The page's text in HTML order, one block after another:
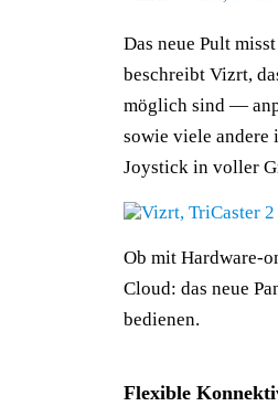
Das neue Pult
beschreibt Vizrt,
möglich sind —
sowie viele andere
Joystick in voller
Ob mit Hardware-
Cloud: das neue
bedienen.
Flexible